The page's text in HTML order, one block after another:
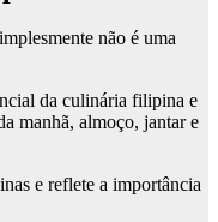
não é uma
da culinária filipina e
manhã, almoço, jantar e
e reflete a importância